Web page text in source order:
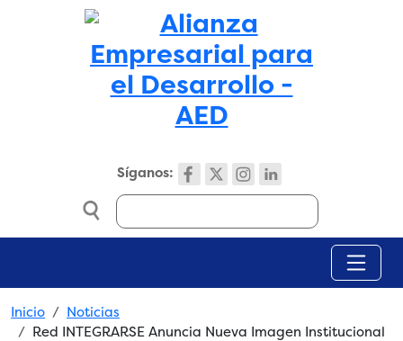
Skip to main content
Síganos:
Search
Breadcrumb
Inicio
Noticias
Red INTEGRARSE Anuncia Nueva Imagen Institucional